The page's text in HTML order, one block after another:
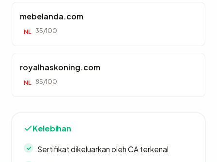
mebelanda.com
NL 35/100
royalhaskoning.com
NL 85/100
Kelebihan
Sertifikat dikeluarkan oleh CA terkenal